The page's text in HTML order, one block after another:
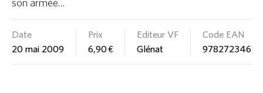
son armée…
Date
20 mai 2009
Prix
6,90 €
Editeur VF
Glénat
Code EAN